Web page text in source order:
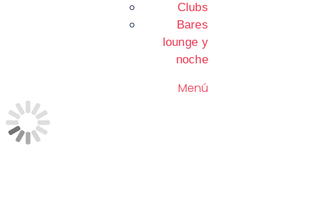
Clubs
Bares
lounge y
noche
Menú